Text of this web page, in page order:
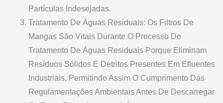
Partículas Indesejadas.
Tratamento De Águas Residuais: Os Filtros De
Mangas São Vitais Durante O Processo De
Tratamento De Águas Residuais Porque Eliminam
Resíduos Sólidos E Detritos Presentes Em Efluentes
Industriais, Permitindo Assim O Cumprimento Das
Regulamentações Ambientais Antes De Descarregar